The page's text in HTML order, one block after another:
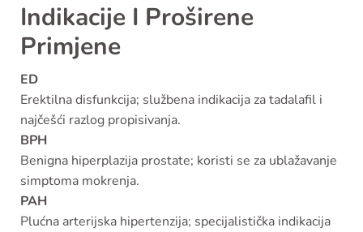
Indikacije I Proširene
Primjene
ED
Erektilna disfunkcija; službena indikacija za tadalafil i
najčešći razlog propisivanja.
BPH
Benigna hiperplazija prostate; koristi se za ublažavanje
simptoma mokrenja.
PAH
Plućna arterijska hipertenzija; specijalistička indikacija